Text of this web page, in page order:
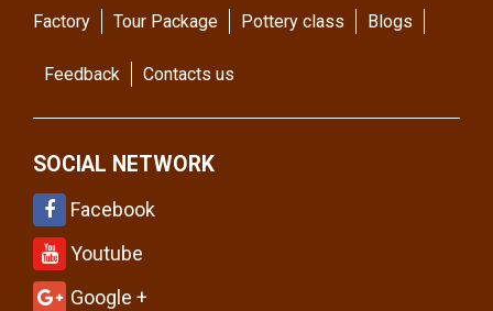
Factory Tour Package Pottery class Blogs
Feedback Contacts us
SOCIAL NETWORK
Facebook
Youtube
Google +